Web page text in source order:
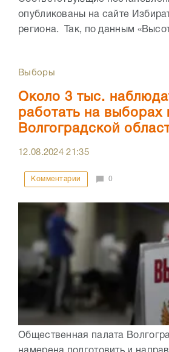
опубликованы на сайте
региона. Так, по данным
Выборы
Около 3 тыс.
работать на выборах
Волгоградской
12.08.202421:35
Комментарии 0
Общественная палата